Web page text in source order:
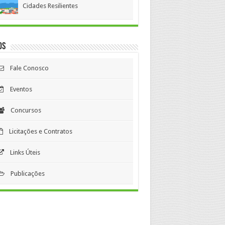
Cidades Resilientes
Fale Conosco
Eventos
Concursos
Licitações e Contratos
Links Úteis
Publicações